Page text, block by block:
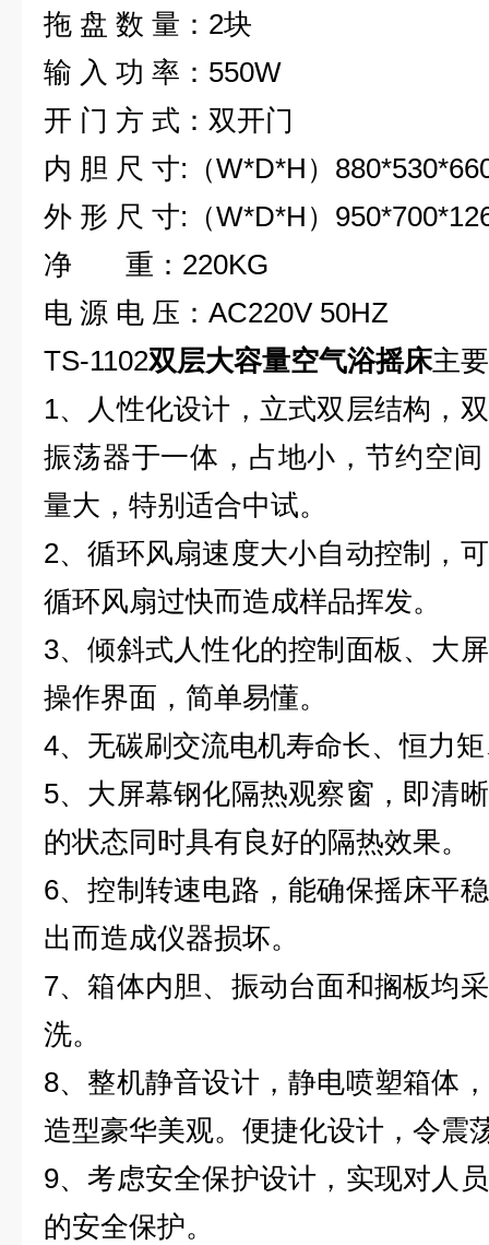
拖 盘 数 量：2块
输 入 功 率：550W
开 门 方 式：双开门
内 胆 尺 寸:（W*D*H）
外 形 尺 寸:（W*D*H）
净 重：220KG
电 源 电 压：AC220V 50HZ
TS-1102双层大容量空气浴摇床主
1、人性化设计，立式双层结构，
振荡器于一体，占地小，节约空
量大，特别适合中试。
2、循环风扇速度大小自动控制，
循环风扇过快而造成样品挥发。
3、倾斜式人性化的控制面板、大
操作界面，简单易懂。
4、无碳刷交流电机寿命长、恒力
5、大屏幕钢化隔热观察窗，即清
的状态同时具有良好的隔热效果。
6、控制转速电路，能确保摇床平
出而造成仪器损坏。
7、箱体内胆、振动台面和搁板均
洗。
8、整机静音设计，静电喷塑箱体
造型豪华美观。便捷化设计，令震
9、考虑安全保护设计，实现对人
的安全保护。